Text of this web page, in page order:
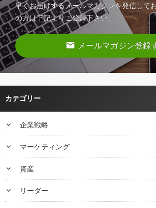
早くお届けするメールマガジンを発信して
の方は下記よりご登録下さい。
email メールマガジン登録
カテゴリー
keyboard_arrow_down 企業戦略
keyboard_arrow_down マーケティング
keyboard_arrow_down 資産
keyboard_arrow_down リーダー